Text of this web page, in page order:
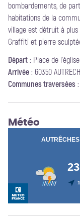
bombardements, de
habitations de la
village est détruit à plus
Graffiti et pierre
Départ : Place de l'église
Arrivée : 60350
Communes traversées :
Météo